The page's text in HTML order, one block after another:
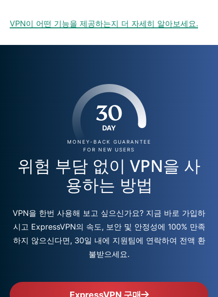
VPN이 어떤 기능을 제공하는지 더 자세히 알아보세요.
30
DAY
MONEY-BACK GUARANTEE
FOR NEW USERS
위험 부담 없이 VPN을 사
용하는 방법
VPN을 한번 사용해 보고 싶으신가요? 지금 바로 가입하
시고 ExpressVPN의 속도, 보안 및 안정성에 100% 만족
하지 않으신다면, 30일 내에 지원팀에 연락하여 전액 환
불받으세요.